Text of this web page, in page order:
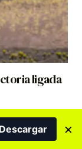
ligada
Descargar ×